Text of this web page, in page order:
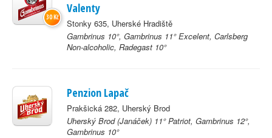
Valenty
Stonky 635, Uherské Hradiště
Gambrinus 10°, Gambrinus 11° Excelent, Carlsberg
Non-alcoholic, Radegast 10°
30 Kč
Penzion Lapač
Prakšická 282, Uherský Brod
Uherský Brod (Janáček) 11° Patriot, Gambrinus 12°,
Gambrinus 10°